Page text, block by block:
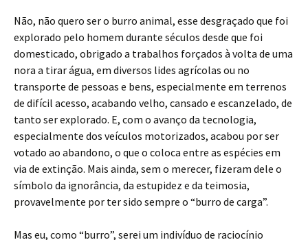
Não, não quero ser o burro animal, esse desgraçado que foi
explorado pelo homem durante séculos desde que foi
domesticado, obrigado a trabalhos forçados à volta de uma
nora a tirar água, em diversos lides agrícolas ou no
transporte de pessoas e bens, especialmente em terrenos
de difícil acesso, acabando velho, cansado e escanzelado, de
tanto ser explorado. E, com o avanço da tecnologia,
especialmente dos veículos motorizados, acabou por ser
votado ao abandono, o que o coloca entre as espécies em
via de extinção. Mais ainda, sem o merecer, fizeram dele o
símbolo da ignorância, da estupidez e da teimosia,
provavelmente por ter sido sempre o “burro de carga”.
Mas eu, como “burro”, serei um indivíduo de raciocínio